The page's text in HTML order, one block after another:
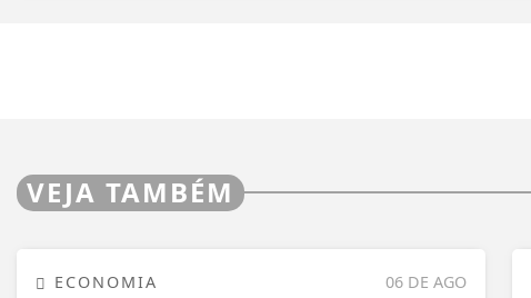
VEJA TAMBÉM
06 DE AGO
ECONOMIA